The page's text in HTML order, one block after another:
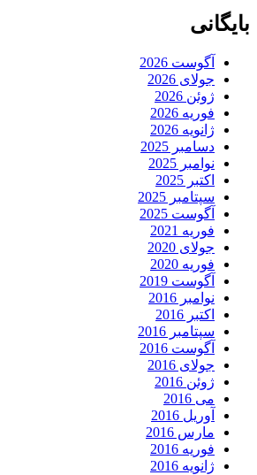
بایگانی
آگوست 2026
جولای 2026
ژوئن 2026
فوریه 2026
ژانویه 2026
دسامبر 2025
نوامبر 2025
اکتبر 2025
سپتامبر 2025
آگوست 2025
فوریه 2021
جولای 2020
فوریه 2020
آگوست 2019
نوامبر 2016
اکتبر 2016
سپتامبر 2016
آگوست 2016
جولای 2016
ژوئن 2016
می 2016
آوریل 2016
مارس 2016
فوریه 2016
ژانویه 2016